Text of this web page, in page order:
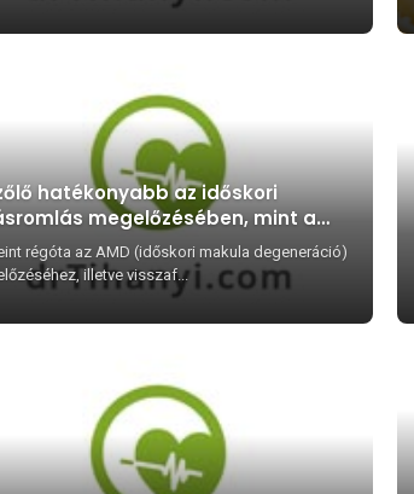
hatékonyabb az időskori
megelőzésében, mint a
régóta az AMD (időskori makula degeneráció)
illetve visszaf...